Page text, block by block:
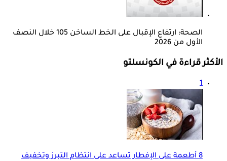
الصحة: ارتفاع الإقبال على الخط الساخن 105 خلال النصف
الأول من 2026
الأكثر قراءة في الكونسلتو
1
8 أطعمة على الإفطار تساعد على انتظام التبرز وتخفيف